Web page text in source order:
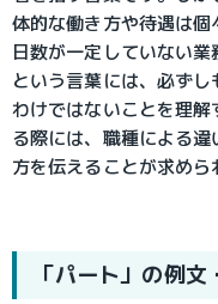
体的な働き方や待遇は個
日数が一定していない業
という言葉には、必ず
わけではないことを理
る際には、職種による
方を伝えることが求めら
「パート」の例文